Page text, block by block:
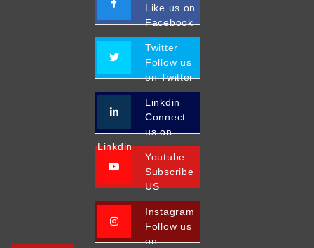
Like us on
Facebook
Twitter
Follow us
on Twitter
Linkdin
Connect
us on
Linkdin
Youtube
Subscribe
US
Instagram
Follow us
on